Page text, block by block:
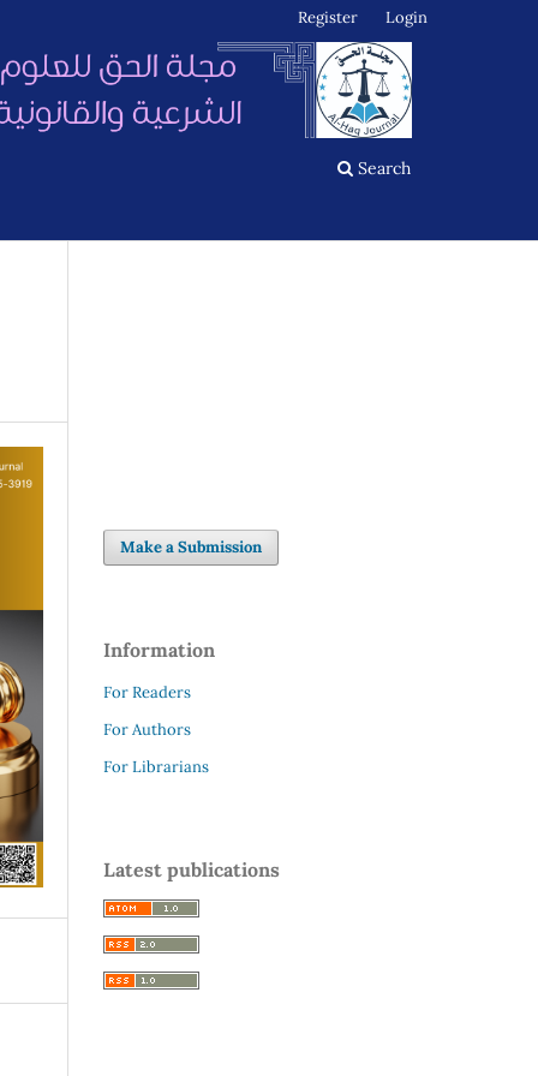
Search
Register Login
Make a Submission
Information
For Readers
For Authors
For Librarians
Latest publications